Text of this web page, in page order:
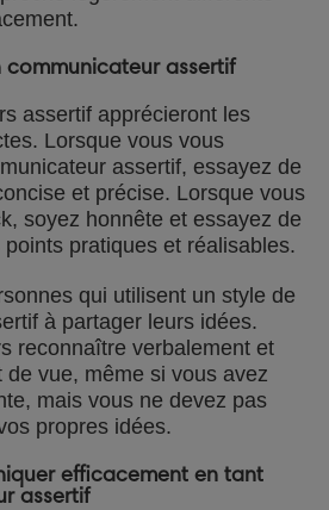
assertif
assertif apprécieront les
Lorsque vous vous
assertif, essayez de
et précise. Lorsque vous
soyez honnête et essayez de
pratiques et réalisables.
qui utilisent un style de
à partager leurs idées.
reconnaître verbalement et
de vue, même si vous avez
mais vous ne devez pas
propres idées.
efficacement en tant
assertif